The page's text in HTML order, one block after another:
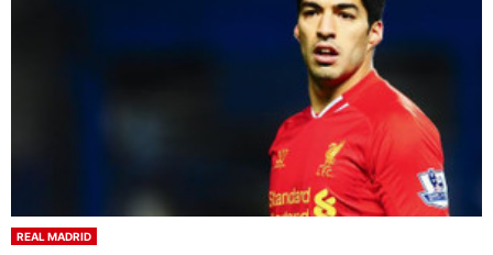
REAL MADRID